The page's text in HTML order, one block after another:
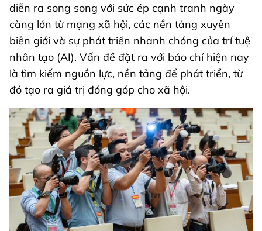
diễn ra song song với sức ép cạnh tranh ngày
càng lớn từ mạng xã hội, các nền tảng xuyên
biên giới và sự phát triển nhanh chóng của trí tuệ
nhân tạo (AI). Vấn đề đặt ra với báo chí hiện nay
là tìm kiếm nguồn lực, nền tảng để phát triển, từ
đó tạo ra giá trị đóng góp cho xã hội.